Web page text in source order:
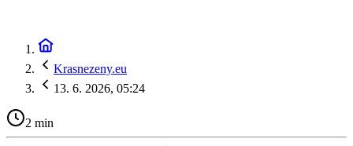
Krasnezeny.eu
13. 6. 2026, 05:24
2 min